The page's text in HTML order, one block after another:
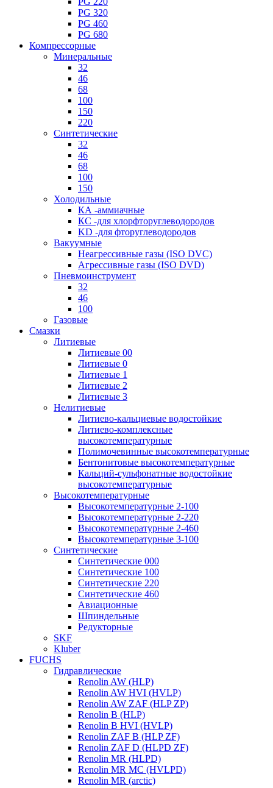
PG 320
PG 460
PG 680
Компрессорные
Минеральные
32
46
68
100
150
220
Синтетические
32
46
68
100
150
Холодильные
КА -аммиачные
КС -для хлорфторуглеводородов
KD -для фторуглеводородов
Вакуумные
Неагрессивные газы (ISO DVC)
Агрессивные газы (ISO DVD)
Пневмоинструмент
32
46
100
Газовые
Смазки
Литиевые
Литиевые 00
Литиевые 0
Литиевые 1
Литиевые 2
Литиевые 3
Нелитиевые
Литиево-кальциевые водостойкие
Литиево-комплексные
высокотемпературные
Полимочевинные высокотемпературные
Бентонитовые высокотемпературные
Кальций-сульфонатные водостойкие
высокотемпературные
Высокотемпературные
Высокотемпературные 2-100
Высокотемпературные 2-220
Высокотемпературные 2-460
Высокотемпературные 3-100
Синтетические
Синтетические 000
Синтетические 100
Синтетические 220
Синтетические 460
Авиационные
Шпиндельные
Редукторные
SKF
Kluber
FUCHS
Гидравлические
Renolin AW (HLP)
Renolin AW HVI (HVLP)
Renolin AW ZAF (HLP ZP)
Renolin B (HLP)
Renolin B HVI (HVLP)
Renolin ZAF B (HLP ZF)
Renolin ZAF D (HLPD ZF)
Renolin MR (HLPD)
Renolin MR MC (HVLPD)
Renolin MR (arctic)